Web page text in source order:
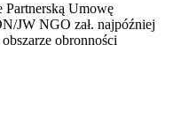
Partnerską Umowę
JW NGO zał. najpóźniej
obronności